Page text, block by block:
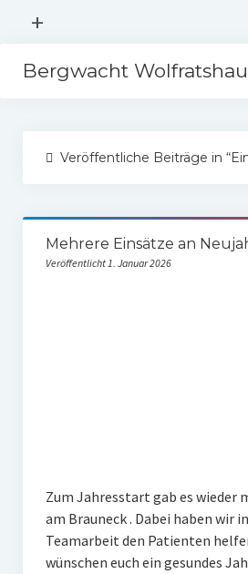
Menü
+
Bergwacht
Mitglied werden
Veröffentliche Beiträge in
Mehrere Einsätze an
Veröffentlicht 1. Januar 2026
Zum Jahresstart gab es wieder
am Brauneck . Dabei haben wir
Teamarbeit den Patienten
wünschen euch ein gesundes